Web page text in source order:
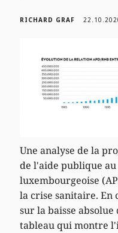
RICHARD GRAF
Une analyse de la
de l'aide publique
luxembourgeoise
la crise sanitaire.
sur la baisse
tableau qui montre